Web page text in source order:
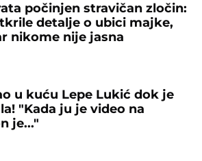
počinjen stravičan zločin:
detalje o ubici majke,
nikome nije jasna
u kuću Lepe Lukić dok je
"Kada ju je video na
je..."